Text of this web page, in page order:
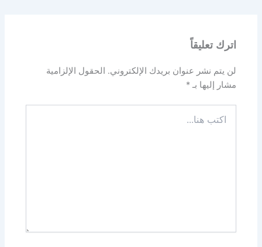
اترك تعليقاً
لن يتم نشر عنوان بريدك الإلكتروني.
الحقول الإلزامية
مشار إليها بـ*
هنا...